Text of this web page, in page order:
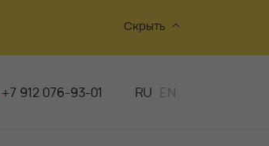
Скрыть
+7 912 076-93-01 RU EN